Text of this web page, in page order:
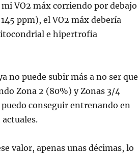
VO2 máx corriendo por debajo
ppm), el VO2 máx debería
e hipertrofia
no puede subir más a no ser que
Zona 2 (80%) y Zonas 3/4
conseguir entrenando en
valor, apenas unas décimas, lo